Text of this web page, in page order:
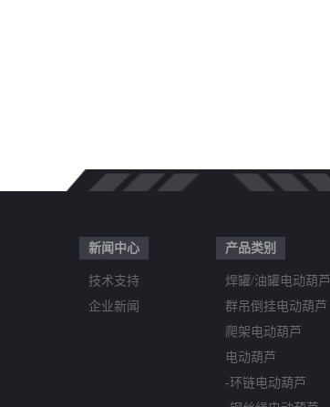
新闻中心
技术支持
企业新闻
产品类别
焊罐/油罐电动葫芦
群吊倒挂电动葫芦
爬架电动葫芦
电动葫芦
-环链电动葫芦